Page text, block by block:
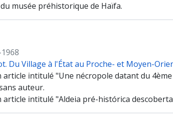
musée préhistorique de Haïfa.
Du Village à l'État au Proche- et Moyen-
article intitulé "Une nécropole datant du
auteur.
intitulé "Aldeia pré-histórica